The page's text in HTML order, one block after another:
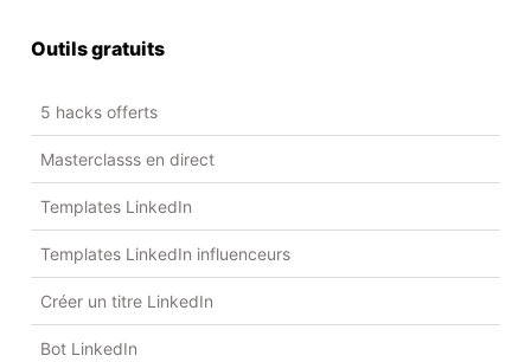
Outils gratuits
5 hacks offerts
Masterclasss en direct
Templates LinkedIn
Templates LinkedIn influenceurs
Créer un titre LinkedIn
Bot LinkedIn